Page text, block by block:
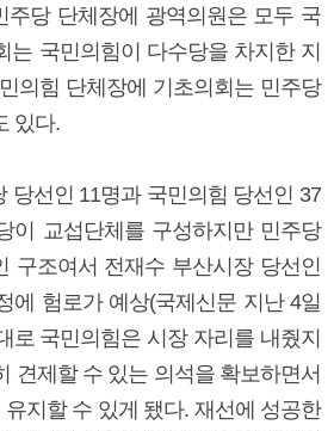
주당 단체장에 광역의원은 모두 국
는 국민의힘이 다수당을 차지한 지
의힘 단체장에 기초의회는 민주당
있다.
당선인 11명과 국민의힘 당선인 37
이 교섭단체를 구성하지만 민주당
구조여서 전재수 부산시장 당선인
에 험로가 예상(국제신문 지난 4일
로 국민의힘은 시장 자리를 내줬지
견제할 수 있는 의석을 확보하면서
지할 수 있게 됐다. 재선에 성공한